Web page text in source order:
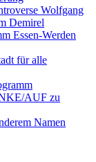
Wolfgang
Demirel
Essen-Werden
für alle
AUF zu
Namen